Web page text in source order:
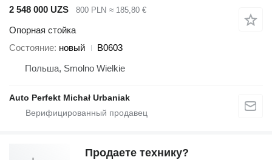
2 548 000 UZS
800 PLN ≈ 185,80 €
Опорная стойка
Состояние новый
B0603
Польша, Smolno Wielkie
Auto Perfekt Michał Urbaniak
Продаете технику?